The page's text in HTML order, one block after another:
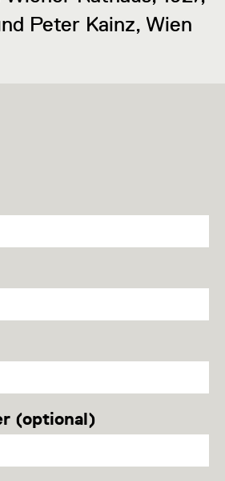
Peter Kainz, Wien
(optional)